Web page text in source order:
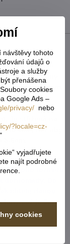
( závěsů ) je
byly obě strany
nevíme předem,
že každý
více než
Je střižená na
více, než aby
6cm.
1,7m = 170cm
jednoho rozměru
chtete danou
což je 8m a
).
návštěvy tohoto
údajů o
a služby
přenášena
cookies
Google Ads –
privacy/ nebo
?locale=cz-
vyjadřujete
najít podrobné
cookies